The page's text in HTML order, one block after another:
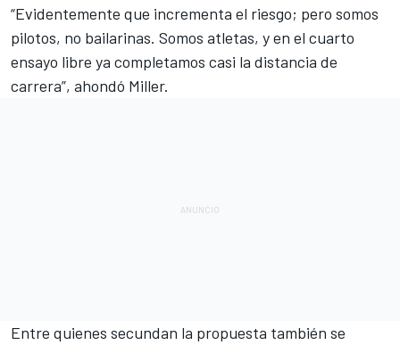
“Evidentemente que incrementa el riesgo; pero somos
pilotos, no bailarinas. Somos atletas, y en el cuarto
ensayo libre ya completamos casi la distancia de
carrera”, ahondó Miller.
Entre quienes secundan la propuesta también se